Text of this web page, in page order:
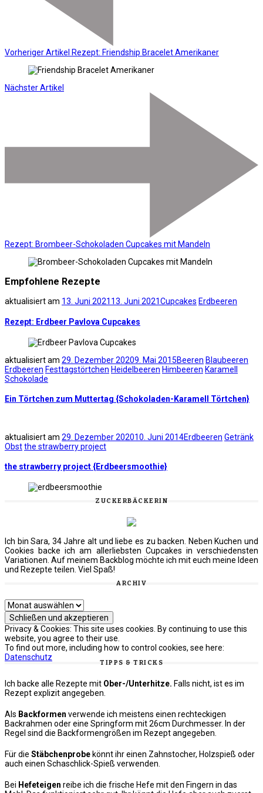
Vorheriger Artikel Rezept: Friendship Bracelet Amerikaner
Nächster Artikel
Rezept: Brombeer-Schokoladen Cupcakes mit Mandeln
Empfohlene Rezepte
aktualisiert am 13. Juni 2021 13. Juni 2021Cupcakes Erdbeeren
Rezept: Erdbeer Pavlova Cupcakes
aktualisiert am 29. Dezember 20209. Mai 2015Beeren Blaubeeren
Erdbeeren Festtagstörtchen Heidelbeeren Himbeeren Karamell
Schokolade
Ein Törtchen zum Muttertag {Schokoladen-Karamell Törtchen}
aktualisiert am 29. Dezember 202010. Juni 2014Erdbeeren Getränk
Obstthe strawberry project
the strawberry project {Erdbeersmoothie}
ZUCKERBÄCKERIN
Ich bin Sara, 34 Jahre alt und liebe es zu backen. Neben Kuchen und
Cookies backe ich am allerliebsten Cupcakes in verschiedensten
Variationen. Auf meinem Backblog möchte ich mit euch meine Ideen
und Rezepte teilen. Viel Spaß!
ARCHIV
Archiv
Privacy & Cookies: This site uses cookies. By continuing to use this
website, you agree to their use.
To find out more, including how to control cookies, see here:
Datenschutz
TIPPS & TRICKS
Ich backe alle Rezepte mit Ober-/Unterhitze. Falls nicht, ist es im
Rezept explizit angegeben.
Als Backformen verwende ich meistens einen rechteckigen
Backrahmen oder eine Springform mit 26cm Durchmesser. In der
Regel sind die Backformengrößen im Rezept angegeben.
Für die Stäbchenprobe könnt ihr einen Zahnstocher, Holzspieß oder
auch einen Schaschlick-Spieß verwenden.
Bei Hefeteigen reibe ich die frische Hefe mit den Fingern in das